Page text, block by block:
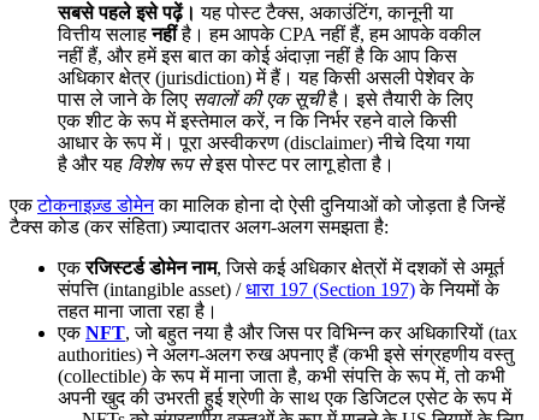
सबसे पहले इसे पढ़ें। यह पोस्ट टैक्स, अकाउंटिंग, कानूनी या
वित्तीय सलाहनहींहै। हम आपके CPA नहीं हैं, हम आपके वकील
नहीं हैं, और हमें इस बात का कोई अंदाज़ा नहीं है कि आप किस
अधिकार क्षेत्र (jurisdiction) में हैं। यह किसी असली पेशेवर के
पास ले जाने के लिए सवालों की एक सूचीहै। इसे तैयारी के लिए
एक शीट के रूप में इस्तेमाल करें, न कि निर्भर रहने वाले किसी
आधार के रूप में। पूरा अस्वीकरण (disclaimer) नीचे दिया गया
है और यह विशेष रूप सेइस पोस्ट पर लागू होता है।
एकटोकनाइज़्ड डोमेनका मालिक होना दो ऐसी दुनियाओं को जोड़ता है जिन्हें
टैक्स कोड (कर संहिता) ज़्यादातर अलग-अलग समझता है:
एकरजिस्टर्ड डोमेन नाम, जिसे कई अधिकार क्षेत्रों में दशकों से अमूर्त
संपत्ति (intangible asset) /धारा 197 (Section 197)के नियमों के
तहत माना जाता रहा है।
एकNFT, जो बहुत नया है और जिस पर विभिन्न कर अधिकारियों (tax
authorities) ने अलग-अलग रुख अपनाए हैं (कभी इसे संग्रहणीय वस्तु
(collectible) के रूप में माना जाता है, कभी संपत्ति के रूप में, तो कभी
अपनी खुद की उभरती हुई श्रेणी के साथ एक डिजिटल एसेट के रूप में